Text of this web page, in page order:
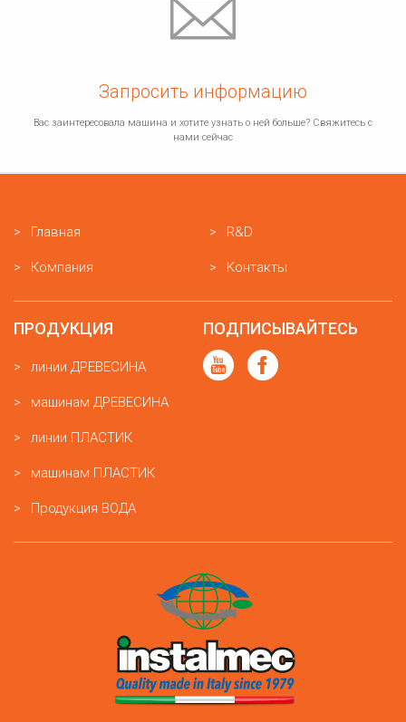
Запросить информацию
Вас заинтересовала машина и хотите узнать о ней больше? Свяжитесь с
нами сейчас
Главная
Компания
R&D
Kонтакты
ПРОДУКЦИЯ
линии ДРЕВЕСИНА
машинам ДРЕВЕСИНА
линии ПЛАСТИК
машинам ПЛАСТИК
Продукция ВОДА
ПОДПИСЫВАЙТЕСЬ